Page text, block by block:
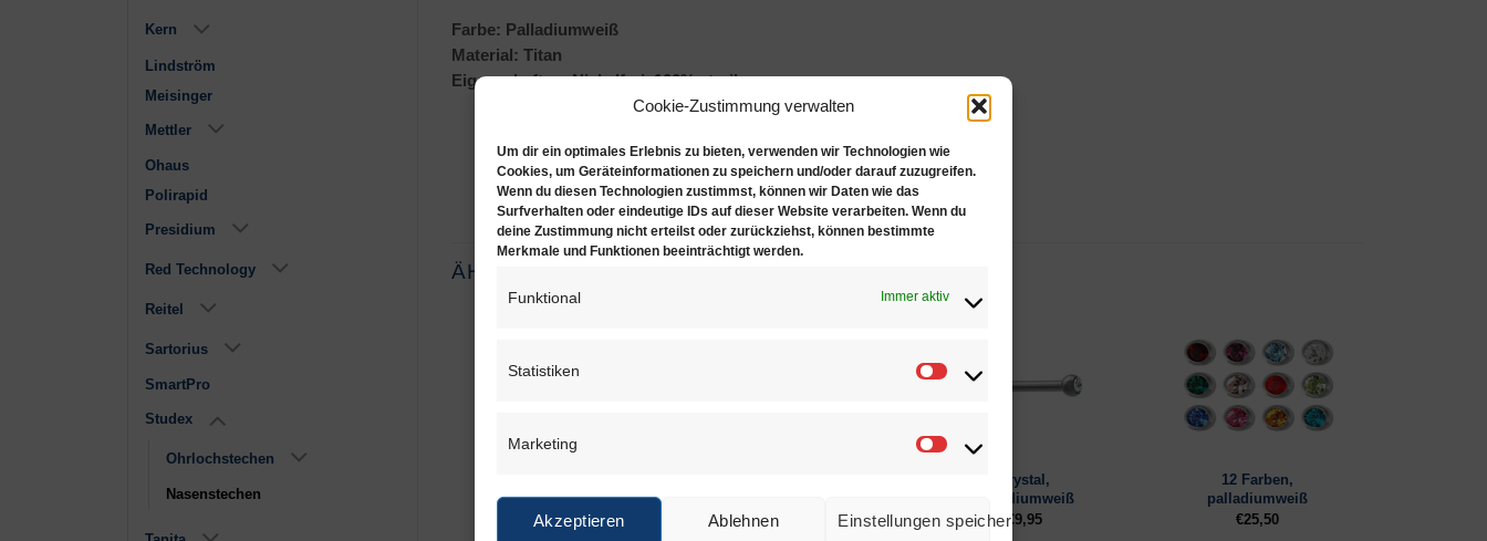
Cookie-Zustimmung verwalten
Um dir ein optimales Erlebnis zu bieten, verwenden wir Technologien wie
Cookies, um Geräteinformationen zu speichern und/oder darauf zuzugreifen.
Wenn du diesen Technologien zustimmst, können wir Daten wie das
Surfverhalten oder eindeutige IDs auf dieser Website verarbeiten. Wenn du
deine Zustimmung nicht erteilst oder zurückziehst, können bestimmte
Merkmale und Funktionen beeinträchtigt werden.
Funktional Immer aktiv
Statistiken
Statistiken
Marketing
Marketing
Akzeptieren Ablehnen Einstellungen speichern
Kern
Lindström
Meisinger
Mettler
Ohaus
Polirapid
Presidium
Red Technology
Reitel
Sartorius
SmartPro
Studex
Ohrlochstechen
Nasenstechen
Farbe: Palladiumweiß
Material: Titan
Eigenschaften: Nickelfrei, 100% steril
ÄHNLICHE PRODUKTE
palladiumweiß
€17,80
€17,80
Crystal,
palladiumweiß
€9,95
12 Farben,
palladiumweiß
€25,50